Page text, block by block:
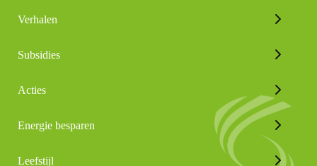
Verhalen
Subsidies
Acties
Energie besparen
Leefstijl